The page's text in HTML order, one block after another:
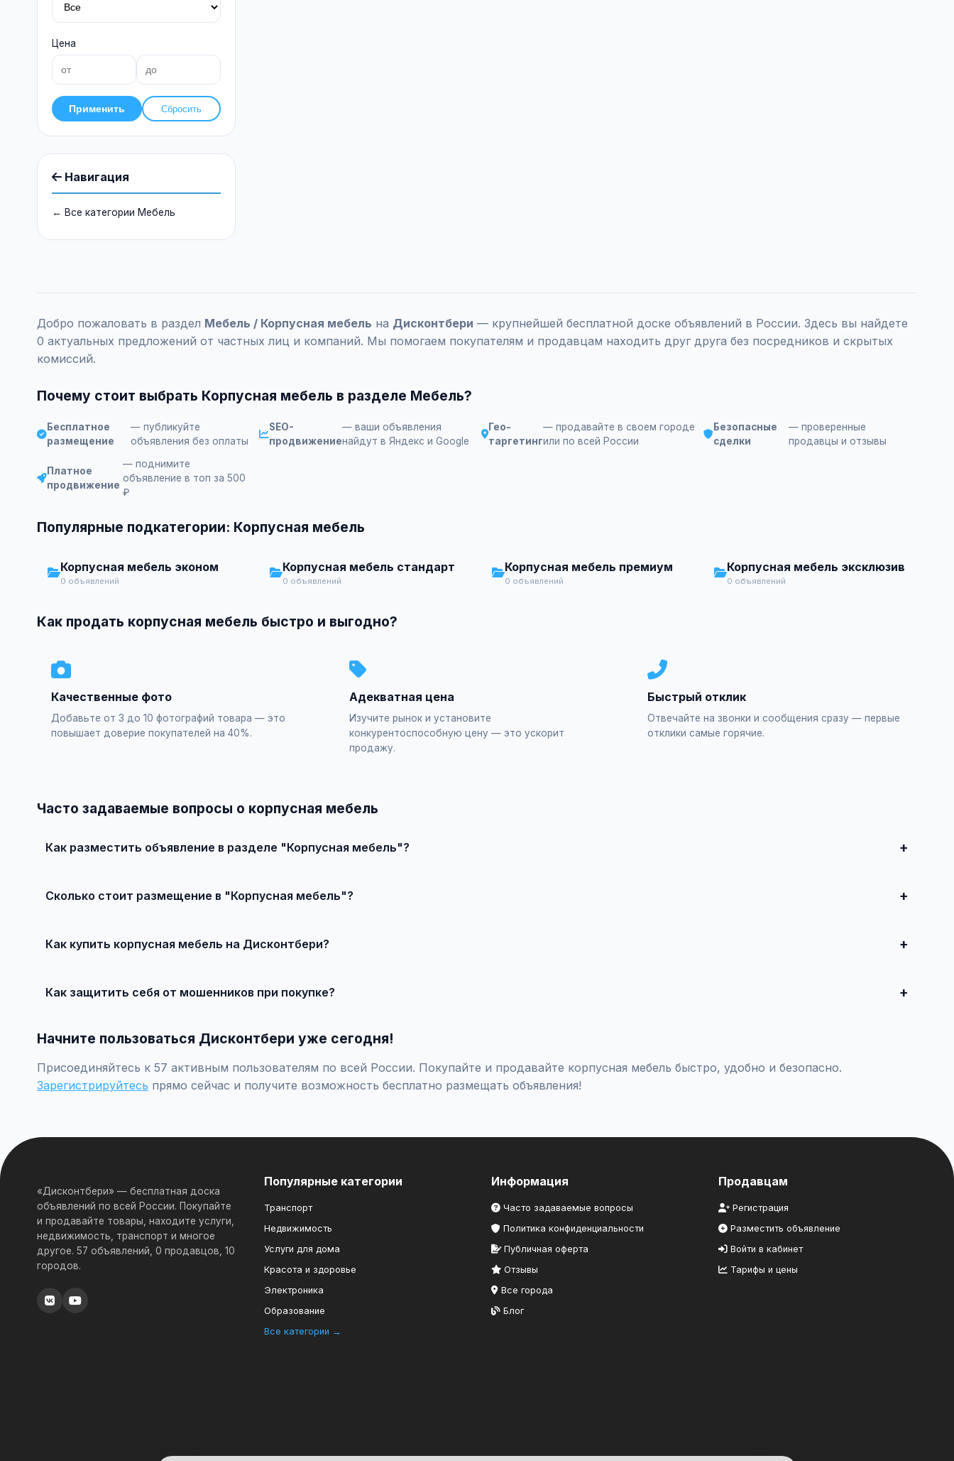
Цена
Применить Сбросить
Навигация
← Все категории Мебель
Добро пожаловать в раздел Мебель / Корпусная мебель на Дисконтбери — крупнейшей бесплатной доске объявлений в России. Здесь вы найдете
0 актуальных предложений от частных лиц и компаний. Мы помогаем покупателям и продавцам находить друг друга без посредников и скрытых
комиссий.
Почему стоит выбрать Корпусная мебель в разделе Мебель?
Бесплатное
размещение
— публикуйте
объявления без оплаты
SEO-
продвижение
— ваши объявления
найдут в Яндекс и Google
Гео-
таргетинг
— продавайте в своем городе
или по всей России
Безопасные
сделки
— проверенные
продавцы и отзывы
Платное
продвижение
— поднимите
объявление в топ за 500
₽
Популярные подкатегории: Корпусная мебель
Корпусная мебель эконом
0 объявлений
Корпусная мебель стандарт
0 объявлений
Корпусная мебель премиум
0 объявлений
Корпусная мебель эксклюзив
0 объявлений
Как продать корпусная мебель быстро и выгодно?
Качественные фото
Добавьте от 3 до 10 фотографий товара — это
повышает доверие покупателей на 40%.
Адекватная цена
Изучите рынок и установите
конкурентоспособную цену — это ускорит
продажу.
Быстрый отклик
Отвечайте на звонки и сообщения сразу — первые
отклики самые горячие.
Часто задаваемые вопросы о корпусная мебель
Как разместить объявление в разделе "Корпусная мебель"?
Сколько стоит размещение в "Корпусная мебель"?
Как купить корпусная мебель на Дисконтбери?
Как защитить себя от мошенников при покупке?
Начните пользоваться Дисконтбери уже сегодня!
Присоединяйтесь к 57 активным пользователям по всей России. Покупайте и продавайте корпусная мебель быстро, удобно и безопасно.
Зарегистрируйтесь прямо сейчас и получите возможность бесплатно размещать объявления!
«Дисконтбери» — бесплатная доска
объявлений по всей России. Покупайте
и продавайте товары, находите услуги,
недвижимость, транспорт и многое
другое. 57 объявлений, 0 продавцов, 10
городов.
Популярные категории
Транспорт
Недвижимость
Услуги для дома
Красота и здоровье
Электроника
Образование
Все категории →
Информация
Часто задаваемые вопросы
Политика конфиденциальности
Публичная оферта
Отзывы
Все города
Блог
Продавцам
Регистрация
Разместить объявление
Войти в кабинет
Тарифы и цены